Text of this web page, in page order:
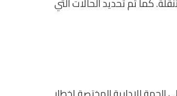
كما تم تحديد الحالات التي